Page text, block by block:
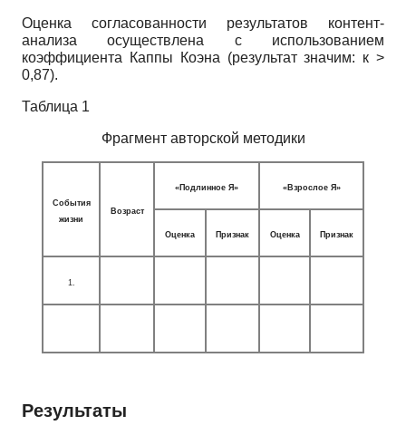
Оценка согласованности результатов контент-
анализа осуществлена с использованием
коэффициента Каппы Коэна (результат значим: к >
0,87).
Таблица 1
Фрагмент авторской методики
События
жизни
Возраст
«Подлинное Я» «Взрослое Я»
Оценка Признак Оценка Признак
1.
Результаты